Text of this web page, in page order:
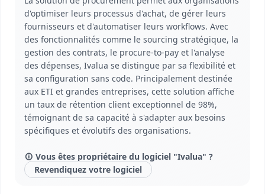
d'optimiser leurs processus d'achat, de gérer leurs
fournisseurs et d'automatiser leurs workflows. Avec
des fonctionnalités comme le sourcing stratégique, la
gestion des contrats, le procure-to-pay et l'analyse
des dépenses, Ivalua se distingue par sa flexibilité et
sa configuration sans code. Principalement destinée
aux ETI et grandes entreprises, cette solution affiche
un taux de rétention client exceptionnel de 98%,
témoignant de sa capacité à s'adapter aux besoins
spécifiques et évolutifs des organisations.
Vous êtes propriétaire du logiciel "Ivalua" ?
Revendiquez votre logiciel